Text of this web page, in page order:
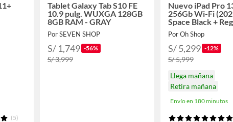
(5)
Tablet Galaxy Tab S10 FE
10.9 pulg. WUXGA 128GB
8GB RAM - GRAY
Por SEVEN SHOP
S/ 1,749 -56%
S/ 3,999
Nuevo iPad Pro
256Gb Wi-Fi
Space Black +
Por Oh Shop
S/ 5,299 -12%
S/ 5,999
Llega mañana
Retira mañana
Envío en 180 minutos